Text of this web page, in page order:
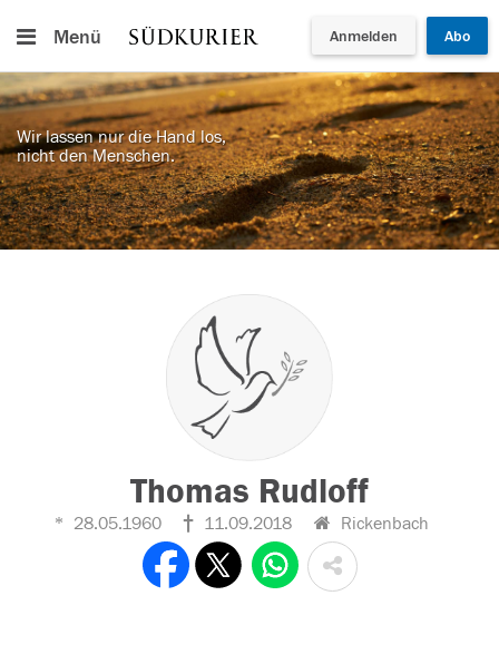
Menü Anmelden Abo
Wir lassen nur die Hand los,
nicht den Menschen.
Thomas Rudloff
28.05.1960 11.09.2018 Rickenbach